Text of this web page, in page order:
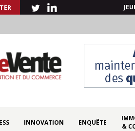
INNOVATION ENQUÊTE
&